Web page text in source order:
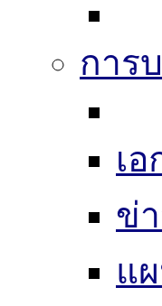
การ
เ
ข่
แ